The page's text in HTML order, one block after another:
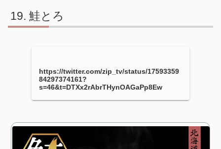
鮭とろ
https://twitter.com/zip_tv/status/17593359
84297374161?
s=46&t=DTXx2rAbrTHynOAGaPp8Ew